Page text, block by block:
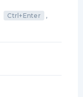
Ctrl+Enter
,